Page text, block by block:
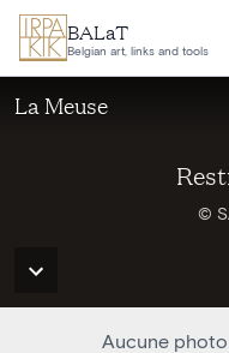
Aller au contenu principal
BALaT
Belgian art, links and tools
©
La Meuse
Aucune